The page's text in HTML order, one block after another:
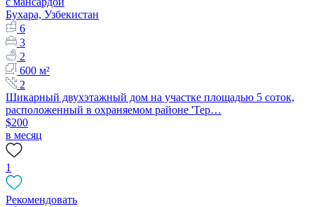
Бухара, Узбекистан
6
3
2
600 м²
2
Шикарный двухэтажный дом на участке площадью 5 соток,
расположенный в охраняемом районе 'Тер…
$200
в месяц
1
Рекомендовать